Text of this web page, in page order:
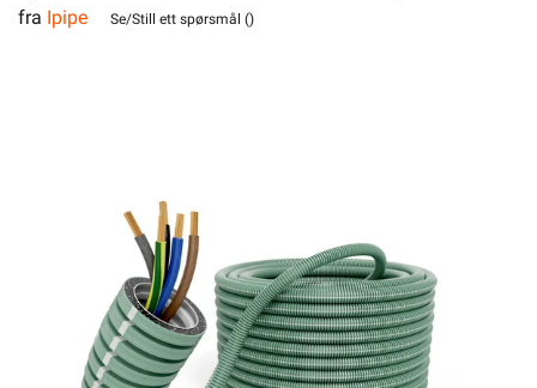
iCable rPP R50
fra Ipipe Se/Still ett spørsmål ()